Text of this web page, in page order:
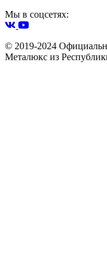
Мы в соцсетях:
© 2019-2024
Металюкс из